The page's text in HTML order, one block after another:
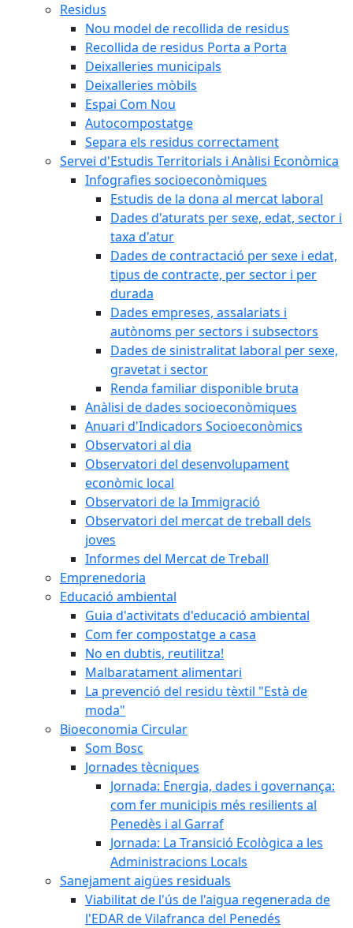
Residus
Nou model de recollida de residus
Recollida de residus Porta a Porta
Deixalleries municipals
Deixalleries mòbils
Espai Com Nou
Autocompostatge
Separa els residus correctament
Servei d'Estudis Territorials i Anàlisi Econòmica
Infografies socioeconòmiques
Estudis de la dona al mercat laboral
Dades d'aturats per sexe, edat, sector i
taxa d'atur
Dades de contractació per sexe i edat,
tipus de contracte, per sector i per
durada
Dades empreses, assalariats i
autònoms per sectors i subsectors
Dades de sinistralitat laboral per sexe,
gravetat i sector
Renda familiar disponible bruta
Anàlisi de dades socioeconòmiques
Anuari d'Indicadors Socioeconòmics
Observatori al dia
Observatori del desenvolupament
econòmic local
Observatori de la Immigració
Observatori del mercat de treball dels
joves
Informes del Mercat de Treball
Emprenedoria
Educació ambiental
Guia d'activitats d'educació ambiental
Com fer compostatge a casa
No en dubtis, reutilitza!
Malbaratament alimentari
La prevenció del residu tèxtil "Està de
moda"
Bioeconomia Circular
Som Bosc
Jornades tècniques
Jornada: Energia, dades i governança:
com fer municipis més resilients al
Penedès i al Garraf
Jornada: La Transició Ecològica a les
Administracions Locals
Sanejament aigües residuals
Viabilitat de l'ús de l'aigua regenerada de
l'EDAR de Vilafranca del Penedés